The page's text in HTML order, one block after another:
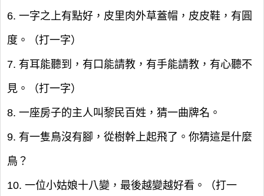
6. 一字之上有點好，皮里肉外草蓋帽，皮皮鞋，有圓
度。（打一字）
7. 有耳能聽到，有口能請教，有手能請教，有心聽不
見。（打一字）
8. 一座房子的主人叫黎民百姓，猜一曲牌名。
9. 有一隻鳥沒有腳，從樹幹上起飛了。你猜這是什麼
鳥？
10. 一位小姑娘十八變，最後越變越好看。（打一